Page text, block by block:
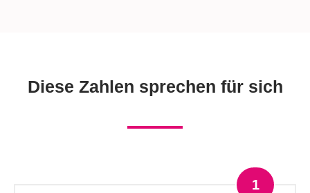
Diese Zahlen sprechen für sich
1